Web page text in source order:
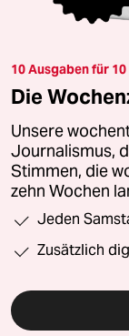
10 Ausgaben für
Die
Unsere
Journalismus,
Stimmen, die
zehn Wochen
Jeden
Zusätzlich